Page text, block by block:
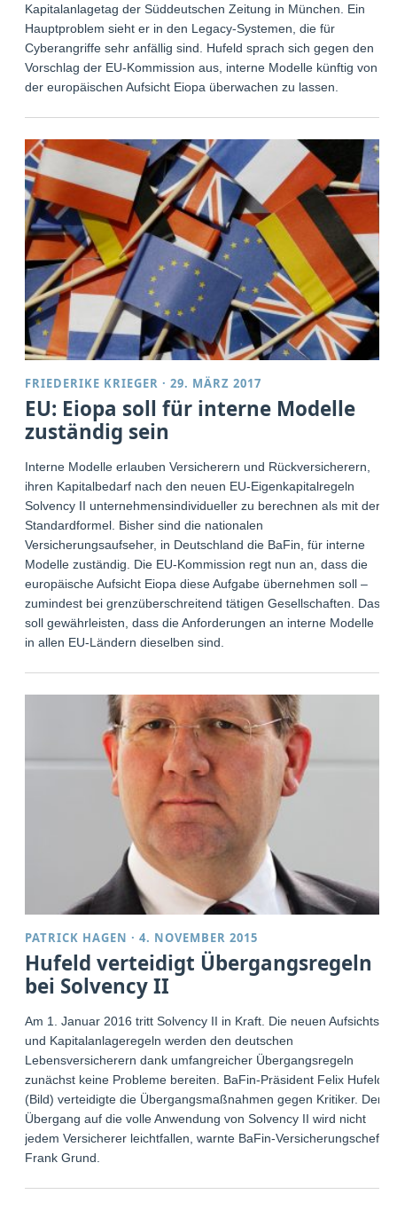
Kapitalanlagetag der Süddeutschen Zeitung in München. Ein
Hauptproblem sieht er in den Legacy-Systemen, die für
Cyberangriffe sehr anfällig sind. Hufeld sprach sich gegen den
Vorschlag der EU-Kommission aus, interne Modelle künftig von
der europäischen Aufsicht Eiopa überwachen zu lassen.
FRIEDERIKE KRIEGER ·29. MÄRZ 2017
EU: Eiopa soll für interne Modelle
zuständig sein
Interne Modelle erlauben Versicherern und Rückversicherern,
ihren Kapitalbedarf nach den neuen EU-Eigenkapitalregeln
Solvency II unternehmensindividueller zu berechnen als mit der
Standardformel. Bisher sind die nationalen
Versicherungsaufseher, in Deutschland die BaFin, für interne
Modelle zuständig. Die EU-Kommission regt nun an, dass die
europäische Aufsicht Eiopa diese Aufgabe übernehmen soll –
zumindest bei grenzüberschreitend tätigen Gesellschaften. Das
soll gewährleisten, dass die Anforderungen an interne Modelle
in allen EU-Ländern dieselben sind.
PATRICK HAGEN ·4. NOVEMBER 2015
Hufeld verteidigt Übergangsregeln
bei Solvency II
Am 1. Januar 2016 tritt Solvency II in Kraft. Die neuen Aufsichts-
und Kapitalanlageregeln werden den deutschen
Lebensversicherern dank umfangreicher Übergangsregeln
zunächst keine Probleme bereiten. BaFin-Präsident Felix Hufeld
(Bild) verteidigte die Übergangsmaßnahmen gegen Kritiker. Der
Übergang auf die volle Anwendung von Solvency II wird nicht
jedem Versicherer leichtfallen, warnte BaFin-Versicherungschef
Frank Grund.